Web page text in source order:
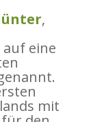
,
eine
mit